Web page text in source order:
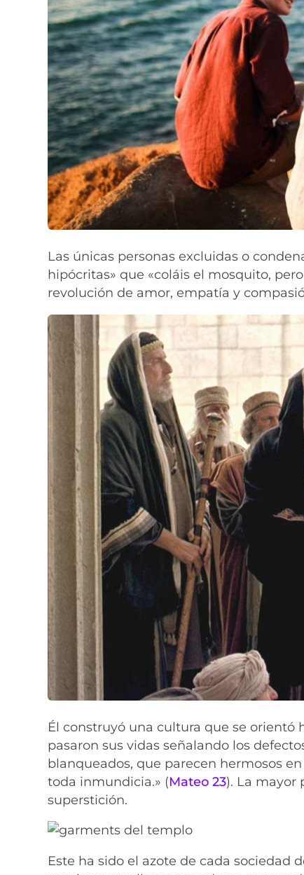
Las únicas personas excluidas o
hipócritas» que «coláis el mosquito,
revolución de amor, empatía y
Él construyó una cultura que se orientó
pasaron sus vidas señalando los
blanqueados, que parecen hermosos
toda inmundicia.» (Mateo 23). La mayor
superstición.
Este ha sido el azote de cada sociedad